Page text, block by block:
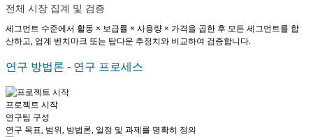
전체 시장 집계 및 검증
세그먼트 수준에서 활동 × 보급률 × 사용량 × 가격을 곱한 후 모든 세그먼트를 합
산하고, 업계 벤치마크 또는 탑다운 추정치와 비교하여 검증합니다.
연구 방법론 - 연구 프로세스
프로젝트 시작
연구팀 구성
연구 목표, 범위, 방법론, 일정 및 과제를 명확히 정의